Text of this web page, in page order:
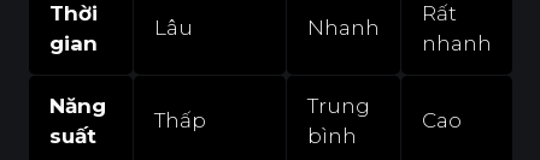
Thời
gian
Lâu Nhanh
Rất
nhanh
Năng
suất
Thấp
Trung
bình
Cao